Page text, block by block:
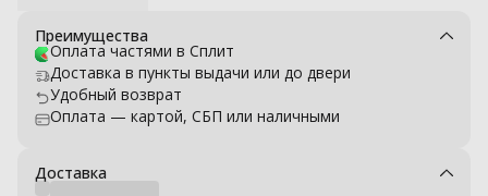
Преимущества
Оплата частями в Сплит
Доставка в пункты выдачи или до двери
Удобный возврат
Оплата — картой, СБП или наличными
Доставка